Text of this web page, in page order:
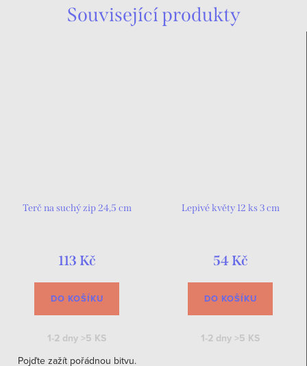
Související produkty
Terč na suchý zip 24,5 cm
113 Kč
DO KOŠÍKU
1-2 dny >5 KS
Pojďte zažít pořádnou bitvu.
Lepivé květy 12 ks 3 cm
54 Kč
DO KOŠÍKU
1-2 dny >5 KS